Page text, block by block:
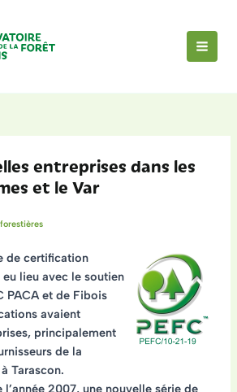
entreprises dans les
et le Var
de certification
lieu avec le soutien
PACA et de Fibois
avaient
principalement
de la
Tarascon.
2007, une nouvelle série de